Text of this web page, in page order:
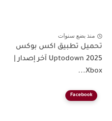
منذ بضع سنوات
تحميل تطبيق اكس بوكس
2025 Uptodown آخر إصدار |
Xbox...
Facebook